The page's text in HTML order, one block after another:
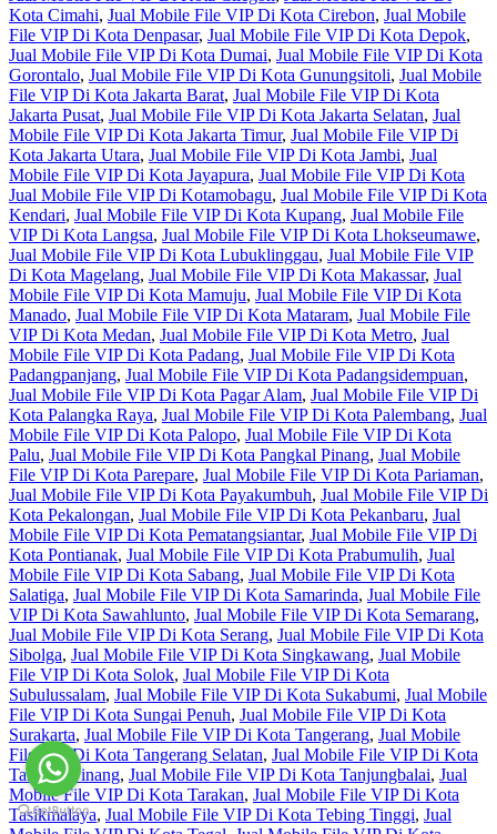
Kota Cimahi, Jual Mobile File VIP Di Kota Cirebon, Jual Mobile
File VIP Di Kota Denpasar, Jual Mobile File VIP Di Kota Depok,
Jual Mobile File VIP Di Kota Dumai, Jual Mobile File VIP Di Kota
Gorontalo, Jual Mobile File VIP Di Kota Gunungsitoli, Jual Mobile
File VIP Di Kota Jakarta Barat, Jual Mobile File VIP Di Kota
Jakarta Pusat, Jual Mobile File VIP Di Kota Jakarta Selatan, Jual
Mobile File VIP Di Kota Jakarta Timur, Jual Mobile File VIP Di
Kota Jakarta Utara, Jual Mobile File VIP Di Kota Jambi, Jual
Mobile File VIP Di Kota Jayapura, Jual Mobile File VIP Di Kota
Jual Mobile File VIP Di Kotamobagu, Jual Mobile File VIP Di Kota
Kendari, Jual Mobile File VIP Di Kota Kupang, Jual Mobile File
VIP Di Kota Langsa, Jual Mobile File VIP Di Kota Lhokseumawe,
Jual Mobile File VIP Di Kota Lubuklinggau, Jual Mobile File VIP
Di Kota Magelang, Jual Mobile File VIP Di Kota Makassar, Jual
Mobile File VIP Di Kota Mamuju, Jual Mobile File VIP Di Kota
Manado, Jual Mobile File VIP Di Kota Mataram, Jual Mobile File
VIP Di Kota Medan, Jual Mobile File VIP Di Kota Metro, Jual
Mobile File VIP Di Kota Padang, Jual Mobile File VIP Di Kota
Padangpanjang, Jual Mobile File VIP Di Kota Padangsidempuan,
Jual Mobile File VIP Di Kota Pagar Alam, Jual Mobile File VIP Di
Kota Palangka Raya, Jual Mobile File VIP Di Kota Palembang, Jual
Mobile File VIP Di Kota Palopo, Jual Mobile File VIP Di Kota
Palu, Jual Mobile File VIP Di Kota Pangkal Pinang, Jual Mobile
File VIP Di Kota Parepare, Jual Mobile File VIP Di Kota Pariaman,
Jual Mobile File VIP Di Kota Payakumbuh, Jual Mobile File VIP Di
Kota Pekalongan, Jual Mobile File VIP Di Kota Pekanbaru, Jual
Mobile File VIP Di Kota Pematangsiantar, Jual Mobile File VIP Di
Kota Pontianak, Jual Mobile File VIP Di Kota Prabumulih, Jual
Mobile File VIP Di Kota Sabang, Jual Mobile File VIP Di Kota
Salatiga, Jual Mobile File VIP Di Kota Samarinda, Jual Mobile File
VIP Di Kota Sawahlunto, Jual Mobile File VIP Di Kota Semarang,
Jual Mobile File VIP Di Kota Serang, Jual Mobile File VIP Di Kota
Sibolga, Jual Mobile File VIP Di Kota Singkawang, Jual Mobile
File VIP Di Kota Solok, Jual Mobile File VIP Di Kota
Subulussalam, Jual Mobile File VIP Di Kota Sukabumi, Jual Mobile
File VIP Di Kota Sungai Penuh, Jual Mobile File VIP Di Kota
Surakarta, Jual Mobile File VIP Di Kota Tangerang, Jual Mobile
File VIP Di Kota Tangerang Selatan, Jual Mobile File VIP Di Kota
Tanjung Pinang, Jual Mobile File VIP Di Kota Tanjungbalai, Jual
Mobile File VIP Di Kota Tarakan, Jual Mobile File VIP Di Kota
Tasikmalaya, Jual Mobile File VIP Di Kota Tebing Tinggi, Jual